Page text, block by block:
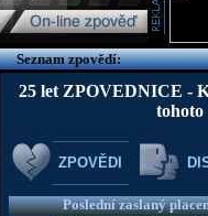
Seznam zpovědí:
25 let ZPOVEDNICE -
tohoto
ZPOVĚDI
Poslední zaslaný